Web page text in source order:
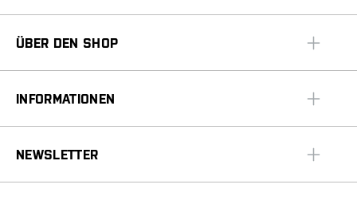
ÜBER DEN SHOP
INFORMATIONEN
NEWSLETTER